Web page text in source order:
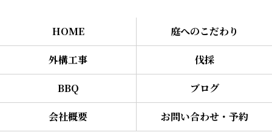
HOME 庭へのこだわり
外構工事 伐採
BBQ ブログ
会社概要 お問い合わせ・予約